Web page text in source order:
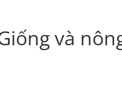
và